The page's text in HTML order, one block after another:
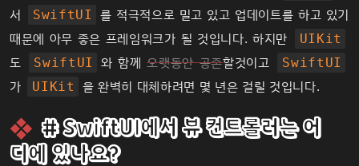
서
SwiftUI
를 적극적으로 밀고 있고 업데이트를 하고 있기
때문에 아무 좋은 프레임워크가 될 것입니다. 하지만
UIKit
도 SwiftUI 와 함께오랫동안 공존할것이고 SwiftUI
가 UIKit 을 완벽히 대체하려면 몇 년은 걸릴 것입니다.
# SwiftUI에서 뷰 컨트롤러는 어
디에 있나요?